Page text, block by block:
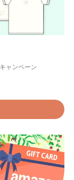
ャンペーン